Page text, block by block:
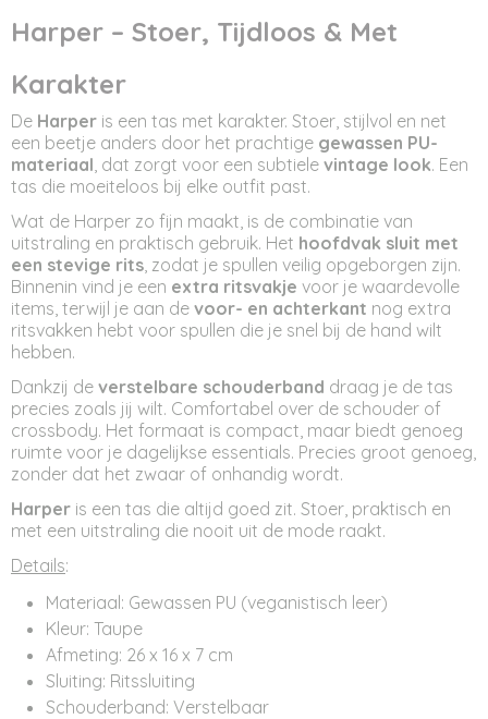
26 x 7 x 16 cm
Harper – Stoer, Tijdloos & Met
Karakter
De Harper is een tas met karakter. Stoer, stijlvol en net
een beetje anders door het prachtige gewassen PU-
materiaal, dat zorgt voor een subtiele vintage look. Een
tas die moeiteloos bij elke outfit past.
Wat de Harper zo fijn maakt, is de combinatie van
uitstraling en praktisch gebruik. Het hoofdvak sluit met
een stevige rits, zodat je spullen veilig opgeborgen zijn.
Binnenin vind je een extra ritsvakje voor je waardevolle
items, terwijl je aan de voor- en achterkant nog extra
ritsvakken hebt voor spullen die je snel bij de hand wilt
hebben.
Dankzij de verstelbare schouderband draag je de tas
precies zoals jij wilt. Comfortabel over de schouder of
crossbody. Het formaat is compact, maar biedt genoeg
ruimte voor je dagelijkse essentials. Precies groot genoeg,
zonder dat het zwaar of onhandig wordt.
Harper is een tas die altijd goed zit. Stoer, praktisch en
met een uitstraling die nooit uit de mode raakt.
Details:
Materiaal: Gewassen PU (veganistisch leer)
Kleur: Taupe
Afmeting: 26 x 16 x 7 cm
Sluiting: Ritssluiting
Schouderband: Verstelbaar